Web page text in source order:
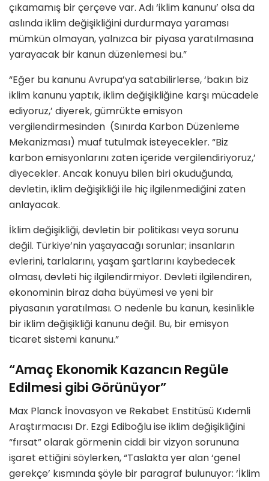
çıkamamış bir çerçeve var. Adı ‘iklim kanunu’ olsa da
aslında iklim değişikliğini durdurmaya yaraması
mümkün olmayan, yalnızca bir piyasa yaratılmasına
yarayacak bir kanun düzenlemesi bu.”
“Eğer bu kanunu Avrupa’ya satabilirlerse, ‘bakın biz
iklim kanunu yaptık, iklim değişikliğine karşı mücadele
ediyoruz,’ diyerek, gümrükte emisyon
vergilendirmesinden (Sınırda Karbon Düzenleme
Mekanizması) muaf tutulmak isteyecekler. “Biz
karbon emisyonlarını zaten içeride vergilendiriyoruz,’
diyecekler. Ancak konuyu bilen biri okuduğunda,
devletin, iklim değişikliği ile hiç ilgilenmediğini zaten
anlayacak.
İklim değişikliği, devletin bir politikası veya sorunu
değil. Türkiye’nin yaşayacağı sorunlar; insanların
evlerini, tarlalarını, yaşam şartlarını kaybedecek
olması, devleti hiç ilgilendirmiyor. Devleti ilgilendiren,
ekonominin biraz daha büyümesi ve yeni bir
piyasanın yaratılması. O nedenle bu kanun, kesinlikle
bir iklim değişikliği kanunu değil. Bu, bir emisyon
ticaret sistemi kanunu.”
“Amaç Ekonomik Kazancın Regüle
Edilmesi gibi Görünüyor”
Max Planck İnovasyon ve Rekabet Enstitüsü Kıdemli
Araştırmacısı Dr. Ezgi Ediboğluise iklim değişikliğini
“fırsat” olarak görmenin ciddi bir vizyon sorununa
işaret ettiğini söylerken,“Taslakta yer alan ‘genel
gerekçe’ kısmında şöyle bir paragraf bulunuyor: ‘İklim